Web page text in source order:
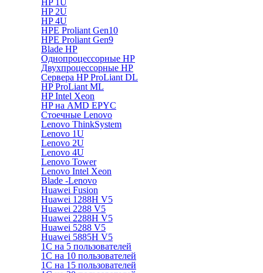
HP 1U
HP 2U
HP 4U
HPE Proliant Gen10
HPE Proliant Gen9
Blade HP
Однопроцессорные HP
Двухпроцессорные HP
Сервера HP ProLiant DL
HP ProLiant ML
HP Intel Xeon
HP на AMD EPYC
Стоечные Lenovo
Lenovo ThinkSystem
Lenovo 1U
Lenovo 2U
Lenovo 4U
Lenovo Tower
Lenovo Intel Xeon
Blade -Lenovo
Huawei Fusion
Huawei 1288H V5
Huawei 2288 V5
Huawei 2288H V5
Huawei 5288 V5
Huawei 5885H V5
1С на 5 пользователей
1С на 10 пользователей
1С на 15 пользователей